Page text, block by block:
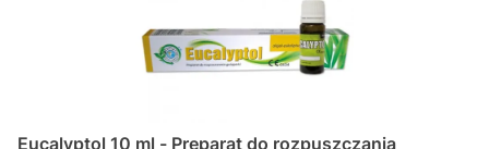
Eucalyptol 10 ml - Preparat do rozpuszczania